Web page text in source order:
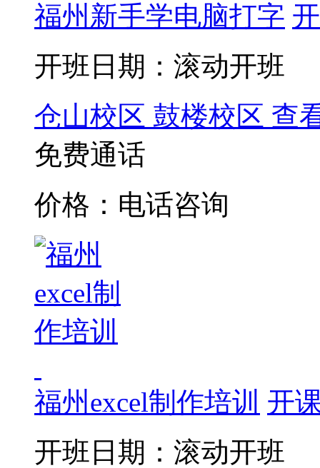
福州新手学电脑打字
开班日期：滚动开班
仓山校区 鼓楼校区 查
免费通话
价格：电话咨询
福州excel制作培训 开
开班日期：滚动开班